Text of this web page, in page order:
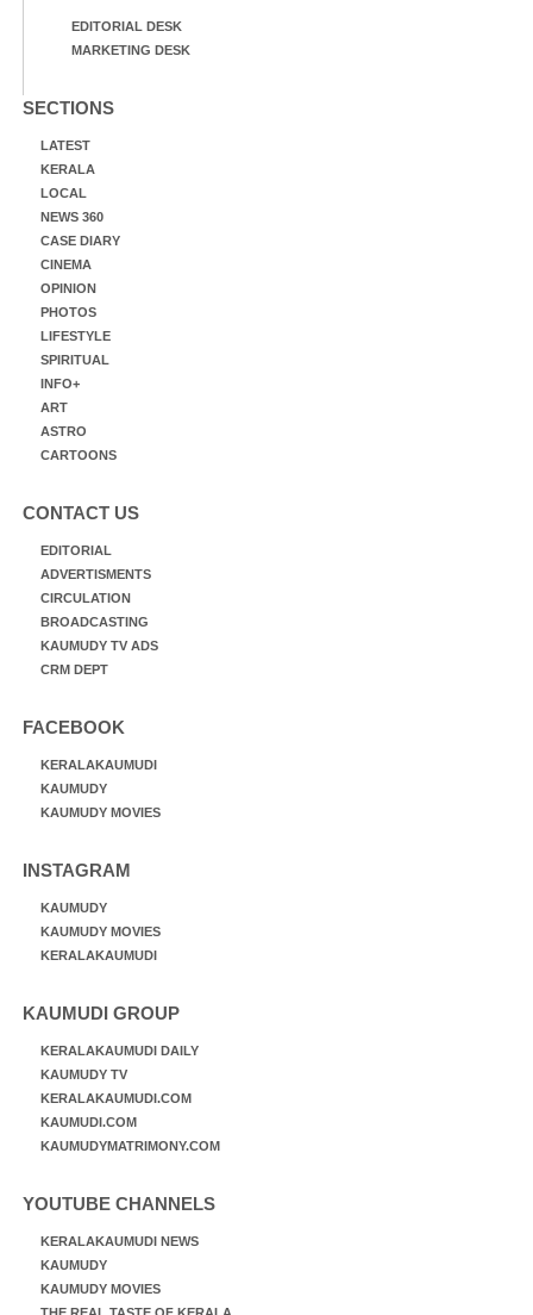
EDITORIAL DESK
MARKETING DESK
SECTIONS
LATEST
KERALA
LOCAL
NEWS 360
CASE DIARY
CINEMA
OPINION
PHOTOS
LIFESTYLE
SPIRITUAL
INFO+
ART
ASTRO
CARTOONS
CONTACT US
EDITORIAL
ADVERTISMENTS
CIRCULATION
BROADCASTING
KAUMUDY TV ADS
CRM DEPT
FACEBOOK
KERALAKAUMUDI
KAUMUDY
KAUMUDY MOVIES
INSTAGRAM
KAUMUDY
KAUMUDY MOVIES
KERALAKAUMUDI
KAUMUDI GROUP
KERALAKAUMUDI DAILY
KAUMUDY TV
KERALAKAUMUDI.COM
KAUMUDI.COM
KAUMUDYMATRIMONY.COM
YOUTUBE CHANNELS
KERALAKAUMUDI NEWS
KAUMUDY
KAUMUDY MOVIES